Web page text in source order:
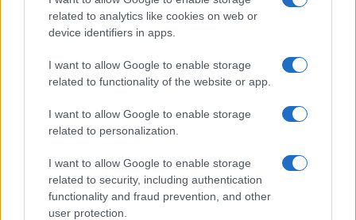
related to analytics like cookies on web or
device identifiers in apps.
I want to allow Google to enable storage
related to functionality of the website or app.
I want to allow Google to enable storage
related to personalization.
I want to allow Google to enable storage
related to security, including authentication
functionality and fraud prevention, and other
user protection.
για τον Προσωπικό
Βοηθό
συναυλία της
(Βίντεο+Φωτογραφίες)
8 Αυγούστου 2026, 8:02 μμ